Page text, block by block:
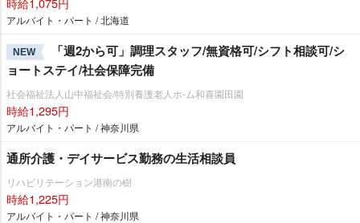
アルバイト・パート / 北海道
NEW
「週2から可」調理スタッフ/無資格可/シフト相談可/シ
ョートステイ/社会保障完備
社会福祉法人山中福祉会/特別養護老人ホ-ム和喜園田園
時給1,295円
アルバイト・パート / 神奈川県
通所介護・デイサービス勤務の生活相談員
リハビリテーション港南の樹
時給1,225円
アルバイト・パート / 神奈川県